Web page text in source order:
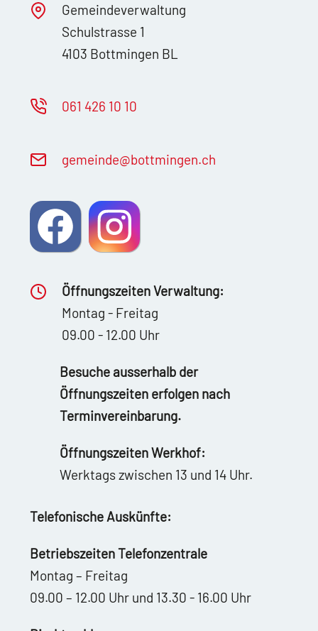
Gemeindeverwaltung
Schulstrasse 1
4103 Bottmingen BL
061 426 10 10
g m nd b ttm ng n ch
Öffnungszeiten Verwaltung:
Montag - Freitag
09.00 - 12.00 Uhr
Besuche ausserhalb der
Öffnungszeiten erfolgen nach
Terminvereinbarung.
Öffnungszeiten Werkhof:
Werktags zwischen 13 und 14 Uhr.
Telefonische Auskünfte:
Betriebszeiten Telefonzentrale
Montag – Freitag
09.00 – 12.00 Uhr und 13.30 - 16.00 Uhr